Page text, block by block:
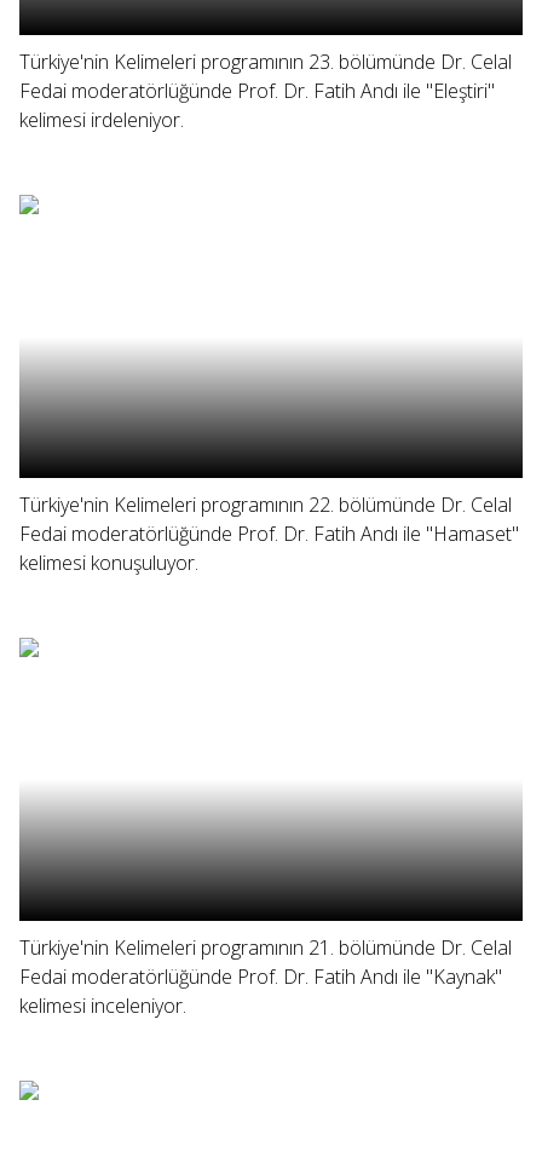
Türkiye'nin Kelimeleri programının 23. bölümünde Dr. Celal
Fedai moderatörlüğünde Prof. Dr. Fatih Andı ile "Eleştiri"
kelimesi irdeleniyor.
Türkiye'nin Kelimeleri programının 22. bölümünde Dr. Celal
Fedai moderatörlüğünde Prof. Dr. Fatih Andı ile "Hamaset"
kelimesi konuşuluyor.
Türkiye'nin Kelimeleri programının 21. bölümünde Dr. Celal
Fedai moderatörlüğünde Prof. Dr. Fatih Andı ile "Kaynak"
kelimesi inceleniyor.